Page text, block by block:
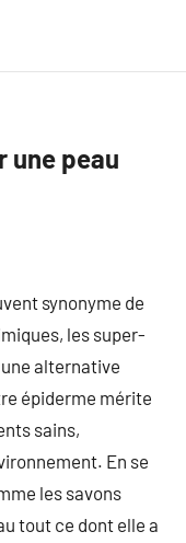
une peau
synonyme de
les super-
alternative
épiderme mérite
sains,
En se
les savons
tout ce dont elle a